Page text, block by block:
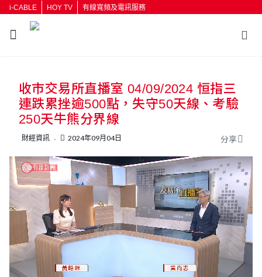
i-CABLE HOY TV 有線寬頻及電訊服務
按輸入鍵開始搜尋
收市交易所直播室 04/09/2024 恒指三
連跌累挫逾500點，失守50天線、考驗
250天牛熊分界線
財經資訊 2024年09月04日 分享